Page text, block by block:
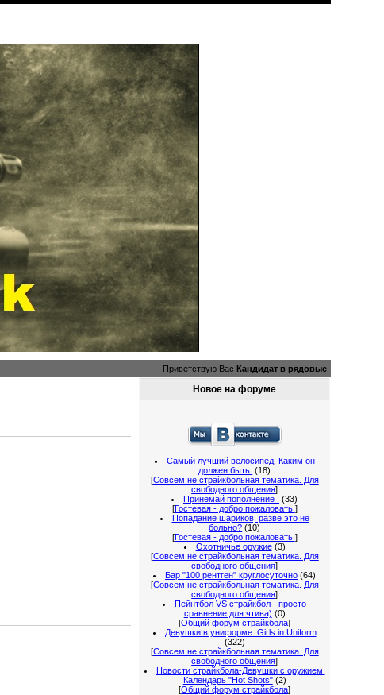
Приветствую Вас Кандидат в рядовые
Новое на форуме
Самый лучший велосипед. Каким он
должен быть. (18)
[Совсем не страйкбольная тематика. Для
свободного общения]
Принемай пополнение ! (33)
[Гостевая - добро пожаловать!]
Попадание шариков, разве это не
больно? (10)
[Гостевая - добро пожаловать!]
Охотничье оружие (3)
[Совсем не страйкбольная тематика. Для
свободного общения]
Бар "100 рентген" круглосуточно (64)
[Совсем не страйкбольная тематика. Для
свободного общения]
Пейнтбол VS страйкбол - просто
сравнение для чтива) (0)
[Общий форум страйкбола]
Девушки в униформе. Girls in Uniform
(322)
[Совсем не страйкбольная тематика. Для
свободного общения]
Новости страйкбола-Девушки с оружием:
Календарь "Hot Shots" (2)
[Общий форум страйкбола]